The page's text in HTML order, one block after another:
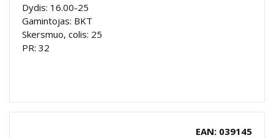
Dydis: 16.00-25
Gamintojas: BKT
Skersmuo, colis: 25
PR: 32
EAN: 039145